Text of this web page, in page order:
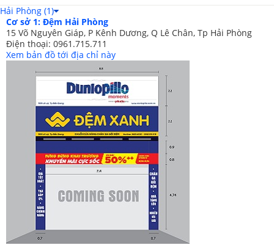
Hải Phòng (1)
Cơ sở 1: Đệm Hải Phòng
15 Võ Nguyên Giáp, P Kênh Dương, Q Lê Chân, Tp Hải Phòng
Điện thoại: 0961.715.711
Xem bản đồ tới địa chỉ này